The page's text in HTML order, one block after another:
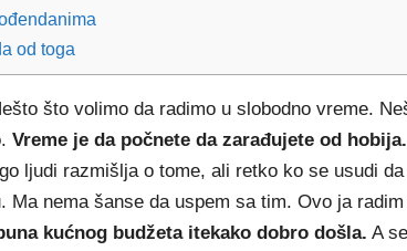
od toga
što volimo da radimo u slobodno vreme.
Vreme je da počnete da zarađujete od hobija.
ljudi razmišlja o tome, ali retko ko se usudi
Ma nema šanse da uspem sa tim. Ovo ja
kućnog budžeta itekako dobro došla. A